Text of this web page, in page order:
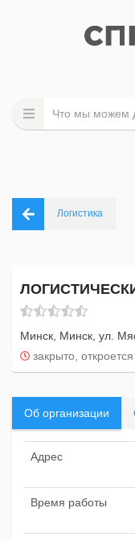
Логистика
Минск, Минск, ул.
закрыто,
Об организации
Адрес
Время работы